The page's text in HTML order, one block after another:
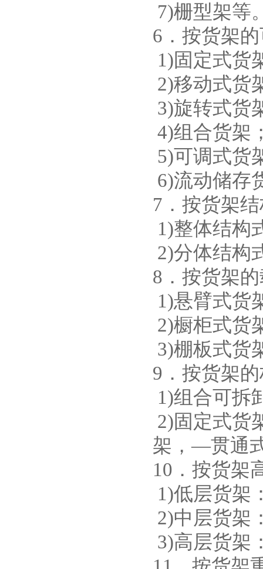
7)栅型架
6．按货架
1)固定式
2)移动式货
3)旋转式货
4)组合货
5)可调式
6)流动储存
7．按货架
1)整体结构
2)分体结构
8．按货架
1)悬臂式
2)橱柜式货
3)棚板式货
9．按货架
1)组合可
2)固定式货
架，—贯通
10．按货架
1)低层货架
2)中层货架
3)高层货架